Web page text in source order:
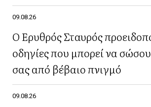
09.08.26
Ο Ερυθρός Σταυρός
οδηγίες που μπορεί να
σας από βέβαιο πνιγμό
09.08.26